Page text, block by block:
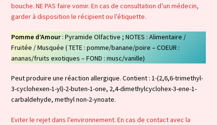
bouche. NE PAS faire vomir. En cas de consultation d’un médecin,
garder à disposition le récipient ou l’étiquette.
Pomme d’Amour: Pyramide Olfactive ; NOTES : Alimentaire /
Fruitée / Musquée ( TETE : pomme/banane/poire – COEUR :
ananas/fruits exotiques – FOND : musc/vanille)
Peut produire une réaction allergique. Contient : 1-(2,6,6-trimethyl-
3-cyclohexen-1-yl)-2-buten-1-one, 2,4-dimethylcyclohex-3-ene-1-
carbaldehyde, methyl non-2-ynoate.
Eviter le rejet dans l’environnement. En cas de contact avec la